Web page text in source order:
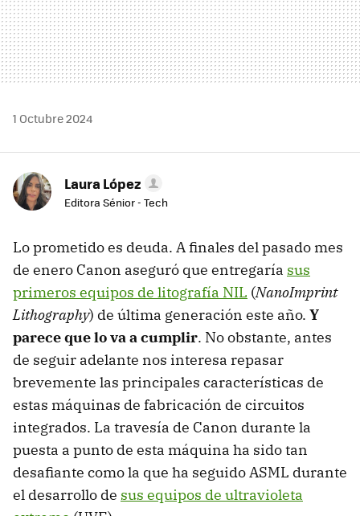
1 Octubre 2024
Laura López
Editora Sénior - Tech
Lo prometido es deuda. A finales del pasado mes
de enero Canon aseguró que entregaría sus
primeros equipos de litografía NIL (NanoImprint
Lithography) de última generación este año. Y
parece que lo va a cumplir. No obstante, antes
de seguir adelante nos interesa repasar
brevemente las principales características de
estas máquinas de fabricación de circuitos
integrados. La travesía de Canon durante la
puesta a punto de esta máquina ha sido tan
desafiante como la que ha seguido ASML durante
el desarrollo de sus equipos de ultravioleta